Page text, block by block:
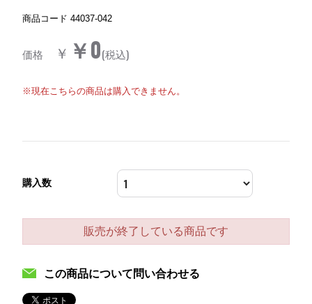
商品コード 44037-042
価格 ￥ ￥0(税込)
※現在こちらの商品は購入できません。
購入数
販売が終了している商品です
この商品について問い合わせる